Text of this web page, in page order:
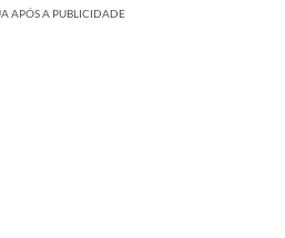
APÓS A PUBLICIDADE